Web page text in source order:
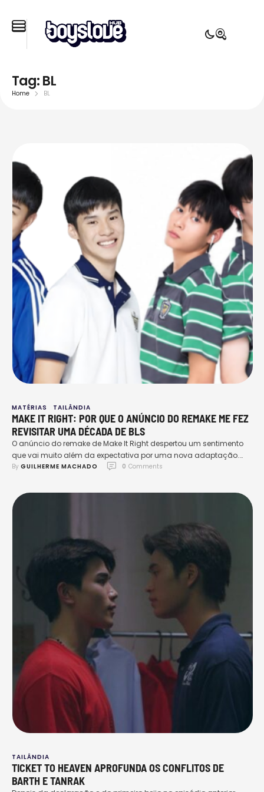
Tag:BL
Home BL
MATÉRIAS TAILÂNDIA
MAKE IT RIGHT: POR QUE O ANÚNCIO DO REMAKE ME FEZ
REVISITAR UMA DÉCADA DE BLS
O anúncio do remake de Make It Right despertou um sentimento
que vai muito além da expectativa por uma nova adaptação.
Para quem acompanha os BLs desde os primeiros anos de
reencontro com uma fase importante da própria história.
Lançada em 2016, a série ajudou a …
By GUILHERME MACHADO 0 Comments
TAILÂNDIA
TICKET TO HEAVEN APROFUNDA OS CONFLITOS DE
BARTH E TANRAK